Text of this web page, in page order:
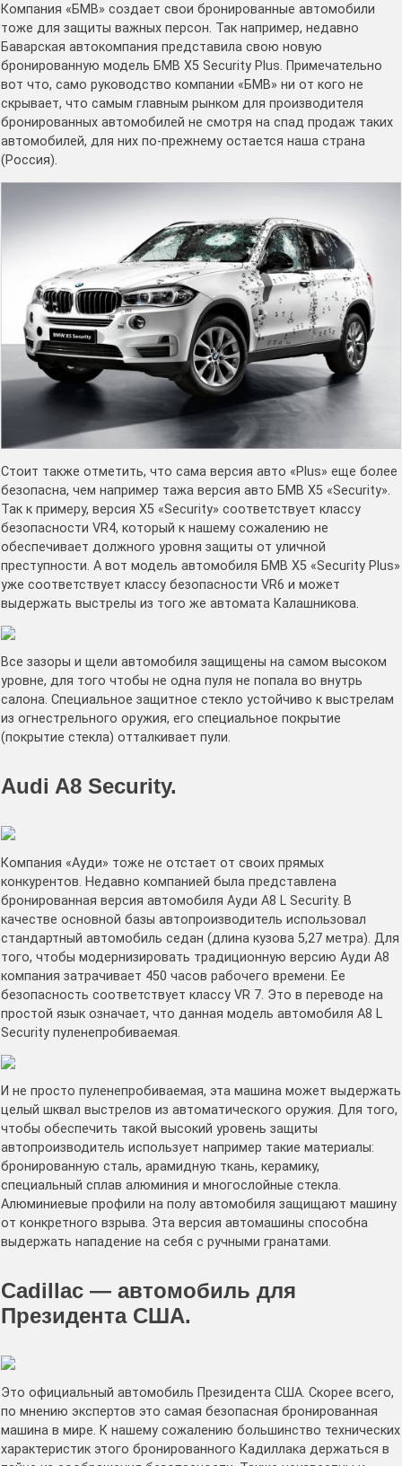
Компания «БМВ» создает свои бронированные автомобили
тоже для защиты важных персон. Так например, недавно
Баварская автокомпания представила свою новую
бронированную модель БМВ X5 Security Plus. Примечательно
вот что, само руководство компании «БМВ» ни от кого не
скрывает, что самым главным рынком для производителя
бронированных автомобилей не смотря на спад продаж таких
автомобилей, для них по-прежнему остается наша страна
(Россия).
Стоит также отметить, что сама версия авто «Plus» еще более
безопасна, чем например тажа версия авто БМВ X5 «Security».
Так к примеру, версия X5 «Security» соответствует классу
безопасности VR4, который к нашему сожалению не
обеспечивает должного уровня защиты от уличной
преступности. А вот модель автомобиля БМВ X5 «Security Plus»
уже соответствует классу безопасности VR6 и может
выдержать выстрелы из того же автомата Калашникова.
Все зазоры и щели автомобиля защищены на самом высоком
уровне, для того чтобы не одна пуля не попала во внутрь
салона. Специальное защитное стекло устойчиво к выстрелам
из огнестрельного оружия, его специальное покрытие
(покрытие стекла) отталкивает пули.
Audi A8 Security.
Компания «Ауди» тоже не отстает от своих прямых
конкурентов. Недавно компанией была представлена
бронированная версия автомобиля Ауди А8 L Security. В
качестве основной базы автопроизводитель использовал
стандартный автомобиль седан (длина кузова 5,27 метра). Для
того, чтобы модернизировать традиционную версию Ауди А8
компания затрачивает 450 часов рабочего времени. Ее
безопасность соответствует классу VR 7. Это в переводе на
простой язык означает, что данная модель автомобиля А8 L
Security пуленепробиваемая.
И не просто пуленепробиваемая, эта машина может выдержать
целый шквал выстрелов из автоматического оружия. Для того,
чтобы обеспечить такой высокий уровень защиты
автопроизводитель использует например такие материалы:
бронированную сталь, арамидную ткань, керамику,
специальный сплав алюминия и многослойные стекла.
Алюминиевые профили на полу автомобиля защищают машину
от конкретного взрыва. Эта версия автомашины способна
выдержать нападение на себя с ручными гранатами.
Cadillac — автомобиль для
Президента США.
Это официальный автомобиль Президента США. Скорее всего,
по мнению экспертов это самая безопасная бронированная
машина в мире. К нашему сожалению большинство технических
характеристик этого бронированного Кадиллака держаться в